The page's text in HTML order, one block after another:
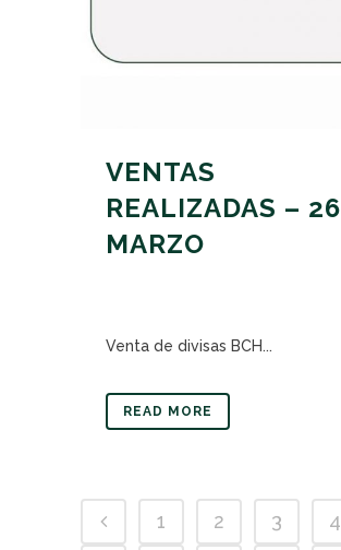
VENTAS
REALIZADAS – 26
MARZO
Venta de divisas BCH...
READ MORE
1 2 3
4